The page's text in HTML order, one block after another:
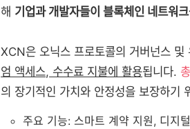
해 기업과 개발자들이 블록체인 네트워
XCN은 오닉스 프로토콜의 거버넌스 및
엄 액세스, 수수료 지불에 활용됩니다.
의 장기적인 가치와 안정성을 보장하기
주요 기능: 스마트 계약 지원, 디지